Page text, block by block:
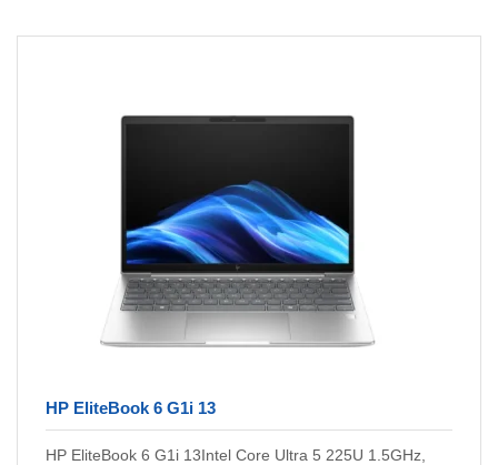
HP EliteBook 6 G1i 13
HP EliteBook 6 G1i 13Intel Core Ultra 5 225U 1.5GHz,